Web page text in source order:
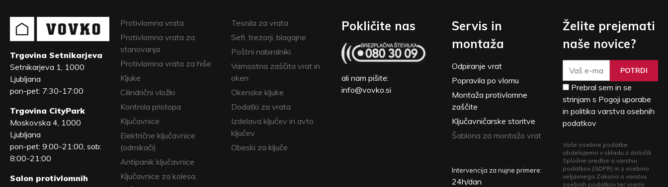
Trgovina Setnikarjeva
Setnikarjeva 1, 1000
Ljubljana
pon-pet: 7:30-17:00
Trgovina CityPark
Moskovska 4, 1000
Ljubljana
pon-pet: 9:00-21:00, sob:
8:00-21:00
Salon protivlomnih
Protivlomna vrata
Protivlomna vrata za
stanovanja
Protivlomna vrata za hiše
Kljuke
Cilindrični vložki
Kontrola pristopa
Ključavnice
Električne ključavnice
(odmikači)
Antipanik ključavnice
Ključavnice za kolesa,
Tesnila za vrata
Sefi, trezorji, blagajne
Poštni nabiralniki
Varnostna zaščita vrat in
oken
Okenske kljuke
Dodatki za vrata
Izdelava ključev in avto
ključev
Obeski za ključe
Pokličite nas
ali nam pišite:
info@vovko.si
Servis in
montaža
Odpiranje vrat
Popravila po vlomu
Montaža protivlomne
zaščite
Ključavničarske storitve
Šablona za montažo vrat
Intervencija za nujne primere:
24h/dan
Želite prejemati
naše novice?
POTRDI
Prebral sem in se
strinjam s Pogoji uporabe
in politika varstva osebnih
podatkov
Vaše osebne podatke
obdelujemo v skladu z določili
Splošne uredbe o varstvu
podatkov (GDPR) in z vsebino
veljavnega Zakona o varstvu
osebnih podatkov ter vsemi